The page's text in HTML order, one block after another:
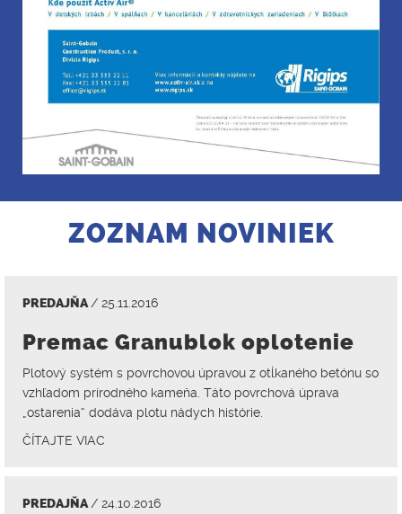
ZOZNAM NOVINIEK
PREDAJŇA/ 25.11.2016
Premac Granublok oplotenie
Plotový systém s povrchovou úpravou z otĺkaného betónu so
vzhľadom prírodného kameňa. Táto povrchová úprava
„ostarenia“ dodáva plotu nádych histórie.
ČÍTAJTE VIAC
PREDAJŇA/ 24.10.2016